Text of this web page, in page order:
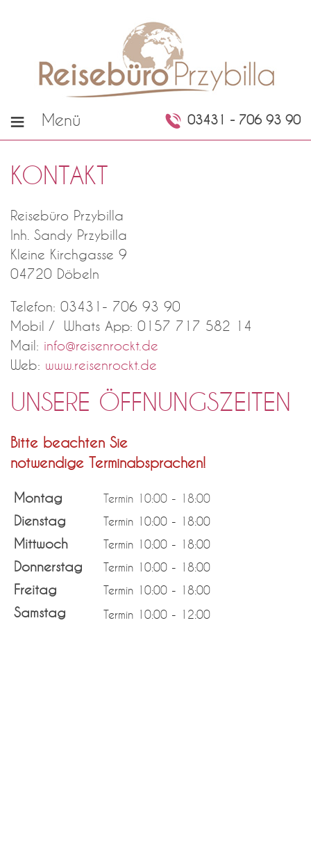
≡ Menü 03431 - 706 93 90
KONTAKT
Reisebüro Przybilla
Inh. Sandy Przybilla
Kleine Kirchgasse 9
04720 Döbeln
Telefon: 03431- 706 93 90
Mobil / Whats App: 0157 717 582 14
Mail: info@reisenrockt.de
Web: www.reisenrockt.de
UNSERE ÖFFNUNGSZEITEN
Bitte beachten Sie
notwendige Terminabsprachen!
Montag Termin 10:00 - 18:00
Dienstag Termin 10:00 - 18:00
Mittwoch Termin 10:00 - 18:00
Donnerstag Termin 10:00 - 18:00
Freitag Termin 10:00 - 18:00
Samstag Termin 10:00 - 12:00